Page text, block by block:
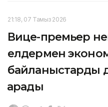
21:18, 07 Тамыз 2026
Вице-премьер
елдермен
байланыстарды
қарады